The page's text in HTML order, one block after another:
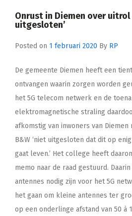
Onrust in Diemen over uitrol
uitgesloten’
Posted on 1 februari 2020 By RP
De gemeente Diemen heeft een
ontvangen waarin zorgen worden
het 5G telecom netwerk en de
elektromagnetische straling
afkomstig van inwoners van Diemen
B&W ‘niet uitgesloten dat dit op
gaat leven.’ Het college heeft
memo naar de raad gestuurd.
antennes nodig zijn voor het 5G
het gaan om kleine antennes ter
op een onderlinge afstand van 50 à